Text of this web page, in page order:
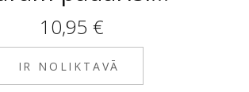
10,95 €
IR NOLIKTAVĀ